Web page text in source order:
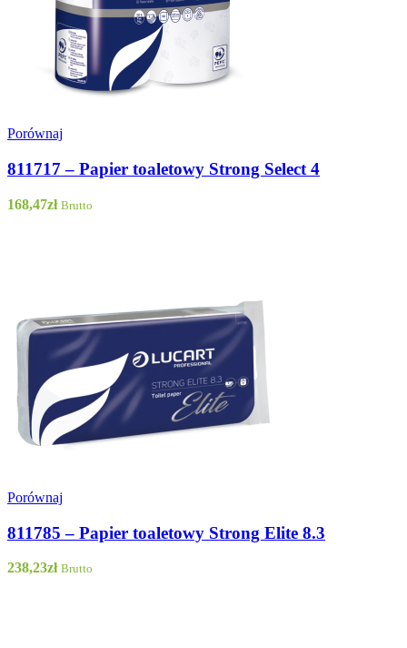
Porównaj
811717 – Papier toaletowy Strong Select 4
168,47zł Brutto
Porównaj
811785 – Papier toaletowy Strong Elite 8.3
238,23zł Brutto